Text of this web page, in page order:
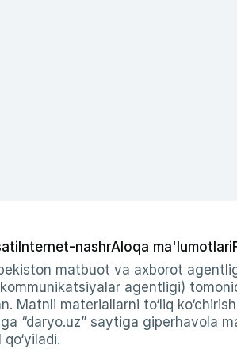
Internet-nashrAloqa ma'lumotlari
matbuot va axborot
agentligi)
Matnli materiallarni to‘liq
“daryo.uz” saytiga giperhavola